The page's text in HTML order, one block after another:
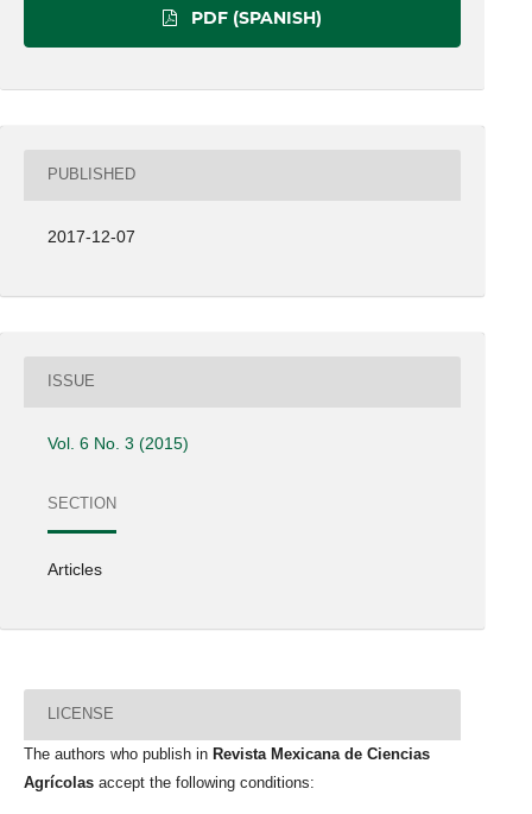
PDF (SPANISH)
PUBLISHED
2017-12-07
ISSUE
Vol. 6 No. 3 (2015)
SECTION
Articles
LICENSE
The authors who publish in Revista Mexicana de Ciencias
Agrícolas accept the following conditions: